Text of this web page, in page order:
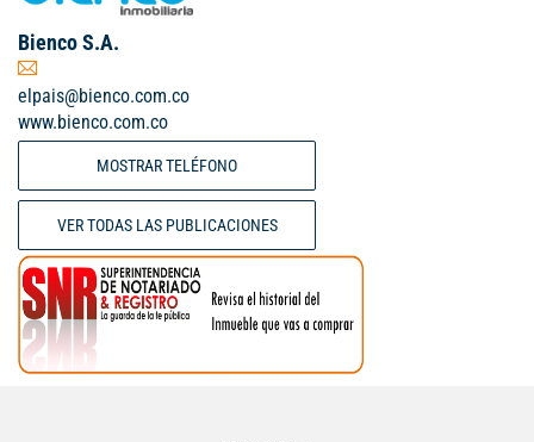
Bienco S.A.
elpais@bienco.com.co
www.bienco.com.co
MOSTRAR TELÉFONO
VER TODAS LAS PUBLICACIONES